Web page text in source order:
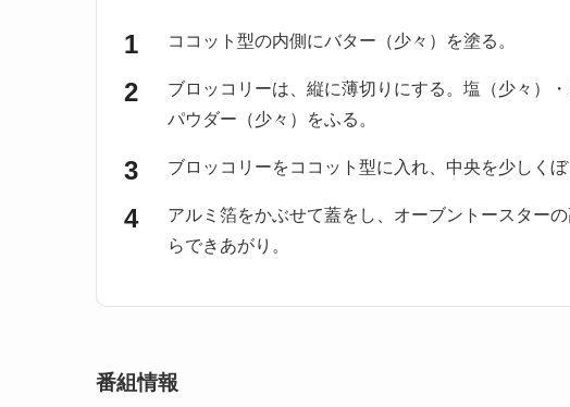
ココット型の内側にバター（少々）を塗る。
ブロッコリーは、縦に薄切りにする。塩（少々）
パウダー（少々）をふる。
ブロッコリーをココット型に入れ、中央を少しく
アルミ箔をかぶせて蓋をし、オーブントースター
らできあがり。
番組情報